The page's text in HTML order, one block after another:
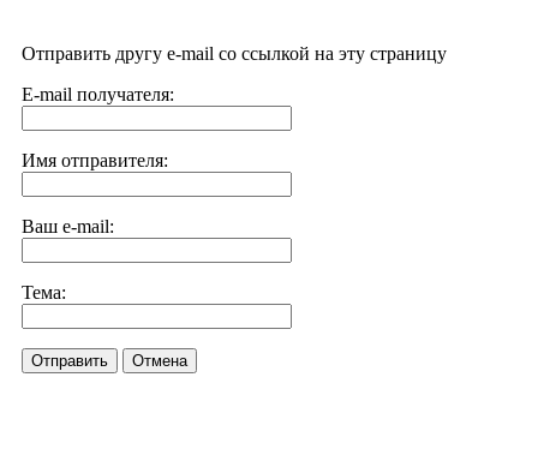
Отправить другу e-mail со ссылкой на эту страницу
E-mail получателя:
Имя отправителя:
Ваш e-mail:
Тема:
Отправить Отмена